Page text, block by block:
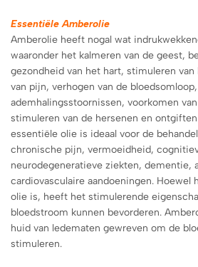
Essentiële Amberolie
Amberolie heeft nogal wat
waaronder het kalmeren van de geest,
gezondheid van het hart, stimuleren
van pijn, verhogen van de
ademhalingsstoornissen, voorkomen
stimuleren van de hersenen en
essentiële olie is ideaal voor de
chronische pijn, vermoeidheid,
neurodegeneratieve ziekten, dementie,
cardiovasculaire aandoeningen. Hoewel
olie is, heeft het stimulerende
bloedstroom kunnen bevorderen.
huid van ledematen gewreven om de
stimuleren.